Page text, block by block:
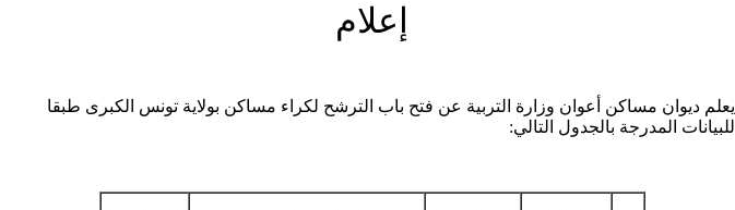
إعلام
يعلم ديوان مساكن أعوان وزارة التربية عن فتح باب الترشح لكراء مساكن بولاية تونس الكبرى طبقا
للبيانات المدرجة بالجدول التالي: